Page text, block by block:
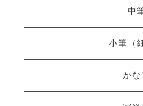
中
小筆（
かな